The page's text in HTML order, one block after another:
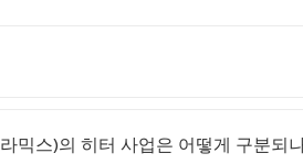
믹스)의 히터 사업은 어떻게 구분되